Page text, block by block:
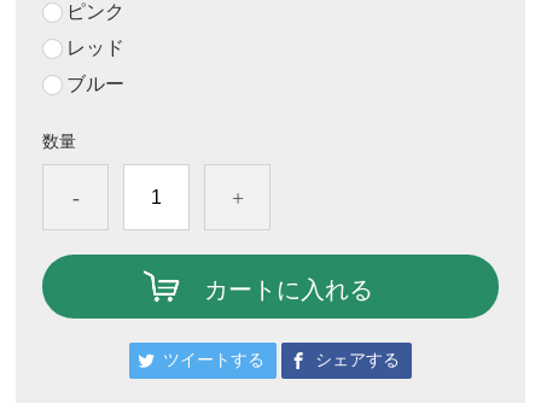
ピンク
レッド
ブルー
数量
- +
カートに入れる
ツイートする シェアする